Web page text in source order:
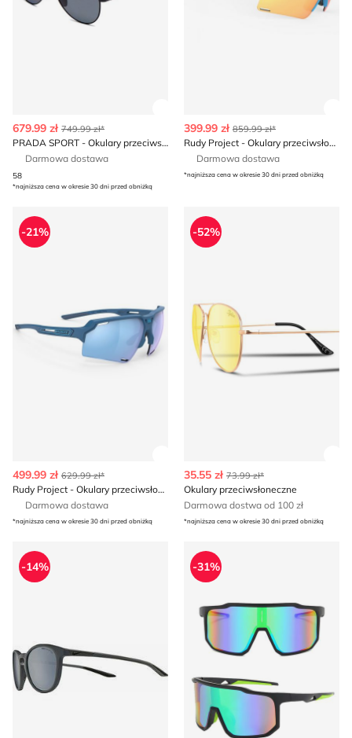
679.99 zł 749.99 zł*
PRADA SPORT - Okulary przeciwsłoneczne casual
Darmowa dostawa
58
*najniższa cena w okresie 30 dni przed obniżką
399.99 zł 859.99 zł*
Rudy Project - Okulary przeciwsłoneczne
Darmowa dostawa
*najniższa cena w okresie 30 dni przed obniżką
Rudy Project - Okulary przeciwsłoneczne
-21%
499.99 zł 629.99 zł*
Rudy Project - Okulary przeciwsłoneczne
Darmowa dostawa
*najniższa cena w okresie 30 dni przed obniżką
Okulary przeciwsłoneczne
-52%
35.55 zł 73.99 zł*
Okulary przeciwsłoneczne
Darmowa dostwa od 100 zł
*najniższa cena w okresie 30 dni przed obniżką
Okulary przeciwsłoneczne Nike
-14%
Okulary przeciwsłoneczne
-31%